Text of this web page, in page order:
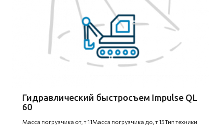
Гидравлический быстросъем Impulse QL
60
Масса погрузчика от, т 11Масса погрузчика до, т 15Тип техники